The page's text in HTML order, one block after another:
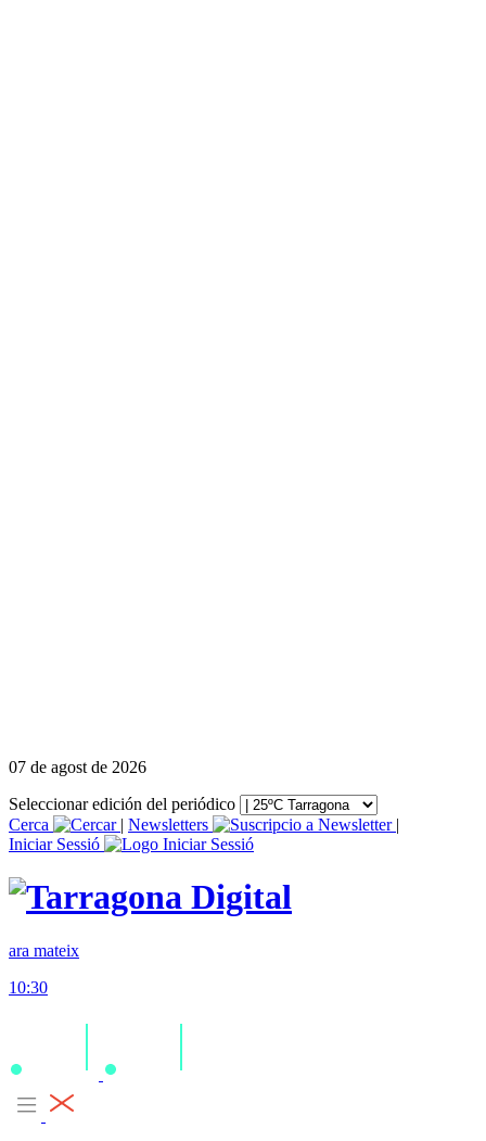
07 de agost de 2026
Seleccionar edición del periódico
Cerca
| Newsletters
|
Iniciar Sessió
ara mateix
10:30